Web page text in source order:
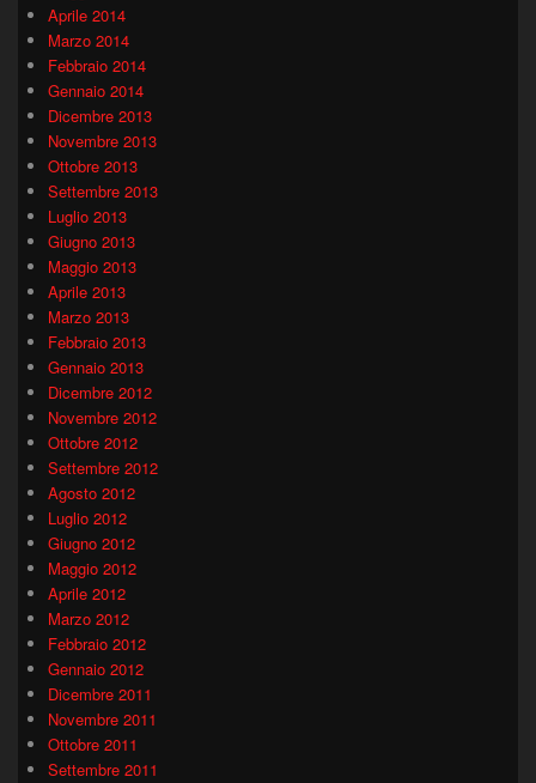
Aprile 2014
Marzo 2014
Febbraio 2014
Gennaio 2014
Dicembre 2013
Novembre 2013
Ottobre 2013
Settembre 2013
Luglio 2013
Giugno 2013
Maggio 2013
Aprile 2013
Marzo 2013
Febbraio 2013
Gennaio 2013
Dicembre 2012
Novembre 2012
Ottobre 2012
Settembre 2012
Agosto 2012
Luglio 2012
Giugno 2012
Maggio 2012
Aprile 2012
Marzo 2012
Febbraio 2012
Gennaio 2012
Dicembre 2011
Novembre 2011
Ottobre 2011
Settembre 2011